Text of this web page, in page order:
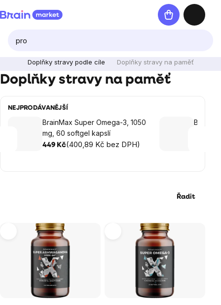
na
Nákupní
košík
Doplňky stravy podle cíle Doplňky stravy na paměť
Doplňky stravy na paměť
NEJPRODÁVANĚJŠÍ
BrainMax Super Omega-3, 1050
mg, 60 softgel kapslí
449 Kč(400,89 Kč bez DPH)
Řadit
produktů